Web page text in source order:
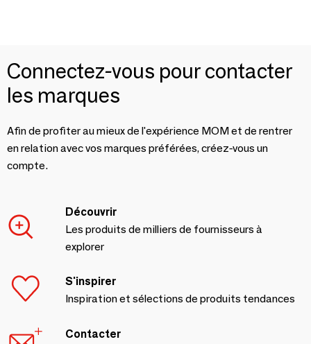
Connectez-vous pour contacter
les marques
Afin de profiter au mieux de l'expérience MOM et de rentrer
en relation avec vos marques préférées, créez-vous un
compte.
Découvrir
Les produits de milliers de fournisseurs à
explorer
S'inspirer
Inspiration et sélections de produits tendances
Contacter